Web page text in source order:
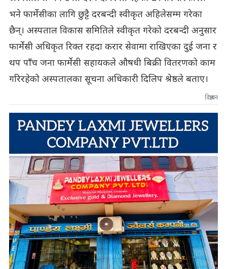
भने फार्मेसीका लागि छुट्टै दरबन्दी स्वीकृत अहिलेसम्म गरेका
छैन्। अस्पताल विकास समितिले स्वीकृत गरेको दरबन्दी अनुसार
फार्मेसी अधिकृत रिक्त रहदा करार सेवामा राखिएका दुई जना र
थप पाँच जना फार्मेसी सहायकले औषधी बिक्री वितरणको काम
गरिरहेको अस्पतालका सूचना अधिकारी दिलिप श्रेष्ठले बताए।
विज्ञापन